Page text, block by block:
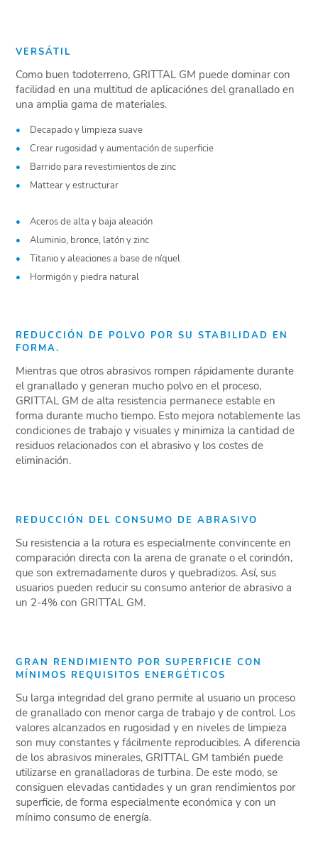
VERSÁTIL
Como buen todoterreno, GRITTAL GM puede dominar con
facilidad en una multitud de aplicaciónes del granallado en
una amplia gama de materiales.
Decapado y limpieza suave
Crear rugosidad y aumentación de superficie
Barrido para revestimientos de zinc
Mattear y estructurar
Aceros de alta y baja aleación
Aluminio, bronce, latón y zinc
Titanio y aleaciones a base de níquel
Hormigón y piedra natural
REDUCCIÓN DE POLVO POR SU STABILIDAD EN
FORMA.
Mientras que otros abrasivos rompen rápidamente durante
el granallado y generan mucho polvo en el proceso,
GRITTAL GM de alta resistencia permanece estable en
forma durante mucho tiempo. Esto mejora notablemente las
condiciones de trabajo y visuales y minimiza la cantidad de
residuos relacionados con el abrasivo y los costes de
eliminación.
REDUCCIÓN DEL CONSUMO DE ABRASIVO
Su resistencia a la rotura es especialmente convincente en
comparación directa con la arena de granate o el corindón,
que son extremadamente duros y quebradizos. Así, sus
usuarios pueden reducir su consumo anterior de abrasivo a
un 2-4% con GRITTAL GM.
GRAN RENDIMIENTO POR SUPERFICIE CON
MÍNIMOS REQUISITOS ENERGÉTICOS
Su larga integridad del grano permite al usuario un proceso
de granallado con menor carga de trabajo y de control. Los
valores alcanzados en rugosidad y en niveles de limpieza
son muy constantes y fácilmente reproducibles. A diferencia
de los abrasivos minerales, GRITTAL GM también puede
utilizarse en granalladoras de turbina. De este modo, se
consiguen elevadas cantidades y un gran rendimientos por
superficie, de forma especialmente económica y con un
mínimo consumo de energía.